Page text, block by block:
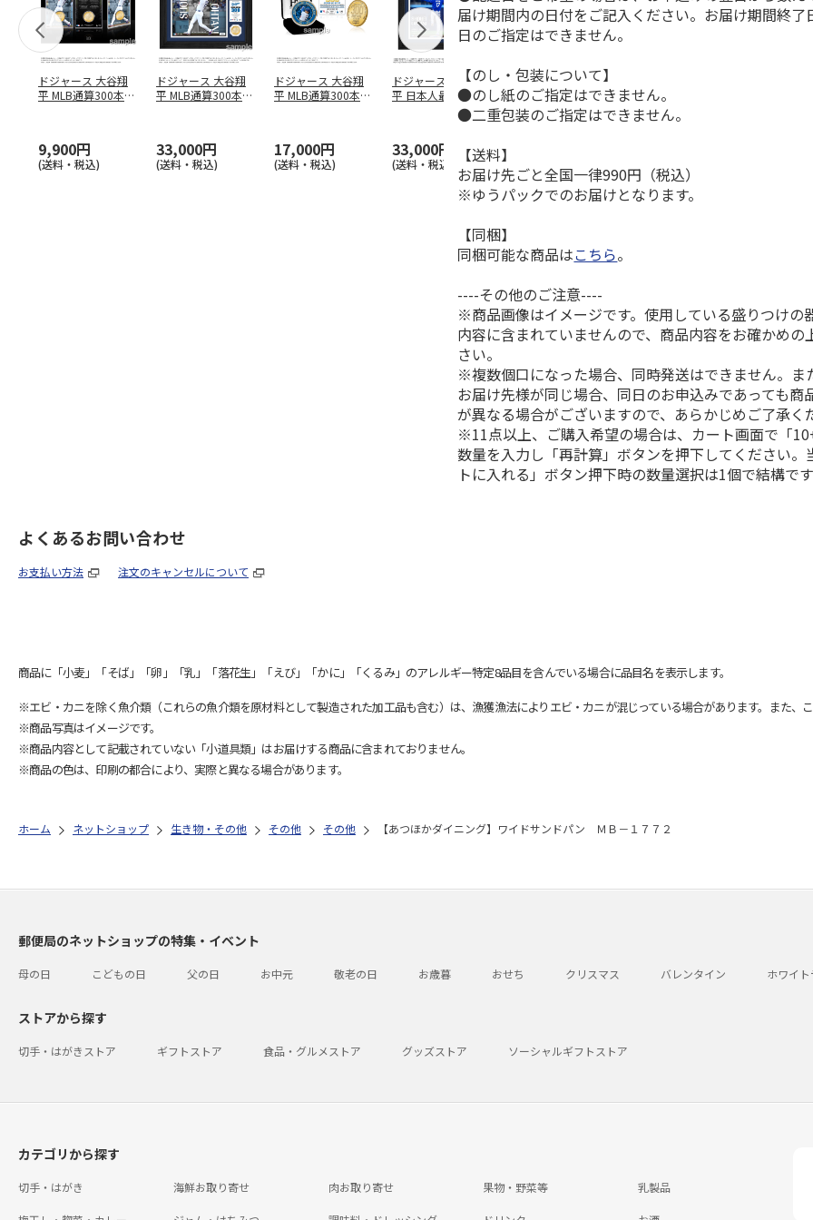
ドジャース 大谷翔
平 MLB通算300本塁
9,900円
(送料・税込)
ドジャース 大谷翔
平 MLB通算300本塁
33,000円
(送料・税込)
ドジャース 大谷翔
平 MLB通算300本塁
17,000円
(送料・税込)
ドジャース 大谷翔
平 日本人最多53試
合連続出塁記念 ダ
33,000円
(送料・税込)
MLB ドジャース 大
谷翔平 2026 NL 3・
4月投手…
平 日本人最多53試
合連続出塁記念 コ
イ…
届け期間内の日付をご記入ください。お届け期間終了
日のご指定はできません。
【のし・包装について】
●のし紙のご指定はできません。
●二重包装のご指定はできません。
【送料】
お届け先ごと全国一律990円（税込）
※ゆうパックでのお届けとなります。
【同梱】
同梱可能な商品はこちら。
----その他のご注意----
※商品画像はイメージです。使用している盛りつけの
内容に含まれていませんので、商品内容をお確かめの
さい。
※複数個口になった場合、同時発送はできません。ま
お届け先様が同じ場合、同日のお申込みであっても商
が異なる場合がございますので、あらかじめご了承く
※11点以上、ご購入希望の場合は、カート画面で「
数量を入力し「再計算」ボタンを押下してください。
トに入れる」ボタン押下時の数量選択は1個で結構で
よくあるお問い合わせ
お支払い方法 注文のキャンセルについて
商品に「小麦」「そば」「卵」「乳」「落花生」「えび」「かに」「くるみ」のアレルギー特定8品目を含んでいる場合に品目名を表示します。
※エビ・カニを除く魚介類（これらの魚介類を原材料として製造された加工品も含む）は、漁獲漁法によりエビ・カニが混じっている場合があります。また、
※商品写真はイメージです。
※商品内容として記載されていない「小道具類」はお届けする商品に含まれておりません。
※商品の色は、印刷の都合により、実際と異なる場合があります。
ホーム ネットショップ 生き物・その他 その他 その他 【あつほかダイニング】ワイドサンドパン ＭＢ－１７７２
郵便局のネットショップの特集・イベント
母の日 こどもの日 父の日 お中元 敬老の日 お歳暮 おせち クリスマス バレンタイン ホワイ
ストアから探す
切手・はがきストア ギフトストア 食品・グルメストア グッズストア ソーシャルギフトストア
カテゴリから探す
切手・はがき 海鮮お取り寄せ 肉お取り寄せ 果物・野菜等 乳製品